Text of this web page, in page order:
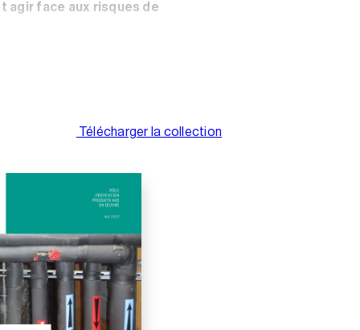
agir face aux risques de
qualité des bâtiments
pathologies récurrentes sur
schémas et photos en situation
et du contexte assurantiel
pratiques de mise en œuvre,
Télécharger la collection